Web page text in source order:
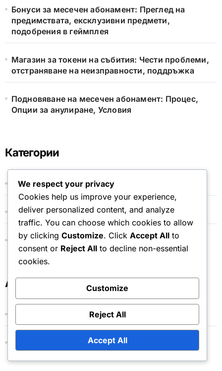
Бонуси за месечен абонамент: Преглед на
предимствата, ексклузивни предмети,
подобрения в геймплея
Магазин за токени на събития: Чести проблеми,
отстраняване на неизправности, поддръжка
Подновяване на месечен абонамент: Процес,
Опции за анулиране, Условия
Категории
Бонуси за месечен абонамент
Кодове на Тъмния кристал
Награди от магазина за токени на събития
Архив
We respect your privacy
Cookies help us improve your experience,
deliver personalized content, and analyze
traffic. You can choose which cookies to allow
by clicking Customize. Click Accept All to
consent or Reject All to decline non-essential
cookies.
Customize
Reject All
Accept All